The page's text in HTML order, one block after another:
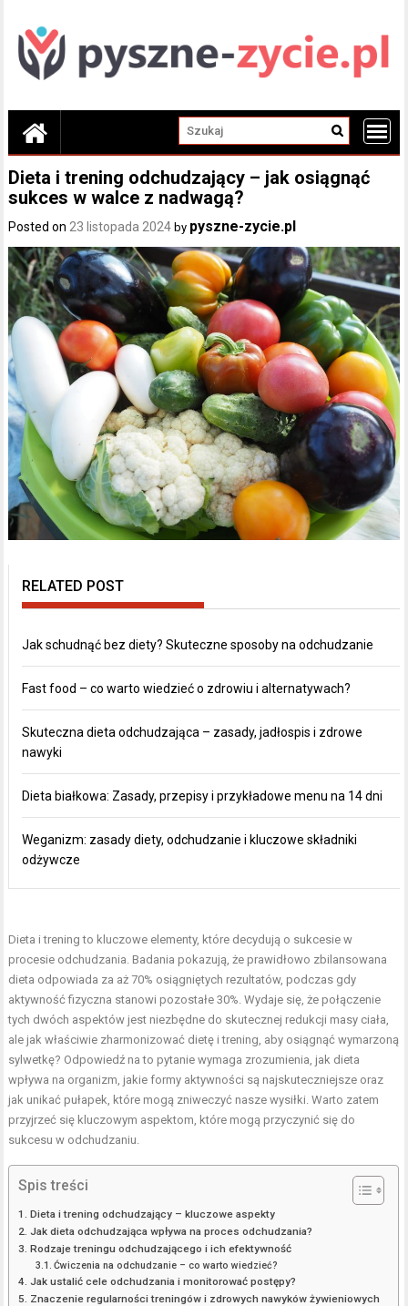
content
Dieta i trening odchudzający – jak osiągnąć
sukces w walce z nadwagą?
Posted on 23 listopada 2024 by pyszne-zycie.pl
RELATED POST
Jak schudnąć bez diety? Skuteczne sposoby na odchudzanie
Fast food – co warto wiedzieć o zdrowiu i alternatywach?
Skuteczna dieta odchudzająca – zasady, jadłospis i zdrowe
nawyki
Dieta białkowa: Zasady, przepisy i przykładowe menu na 14 dni
Weganizm: zasady diety, odchudzanie i kluczowe składniki
odżywcze
Dieta i trening to kluczowe elementy, które decydują o sukcesie w
procesie odchudzania. Badania pokazują, że prawidłowo zbilansowana
dieta odpowiada za aż 70% osiągniętych rezultatów, podczas gdy
aktywność fizyczna stanowi pozostałe 30%. Wydaje się, że połączenie
tych dwóch aspektów jest niezbędne do skutecznej redukcji masy ciała,
ale jak właściwie zharmonizować dietę i trening, aby osiągnąć wymarzoną
sylwetkę? Odpowiedź na to pytanie wymaga zrozumienia, jak dieta
wpływa na organizm, jakie formy aktywności są najskuteczniejsze oraz
jak unikać pułapek, które mogą zniweczyć nasze wysiłki. Warto zatem
przyjrzeć się kluczowym aspektom, które mogą przyczynić się do
sukcesu w odchudzaniu.
Spis treści
Dieta i trening odchudzający – kluczowe aspekty
Jak dieta odchudzająca wpływa na proces odchudzania?
Rodzaje treningu odchudzającego i ich efektywność
Ćwiczenia na odchudzanie – co warto wiedzieć?
Jak ustalić cele odchudzania i monitorować postępy?
Znaczenie regularności treningów i zdrowych nawyków żywieniowych